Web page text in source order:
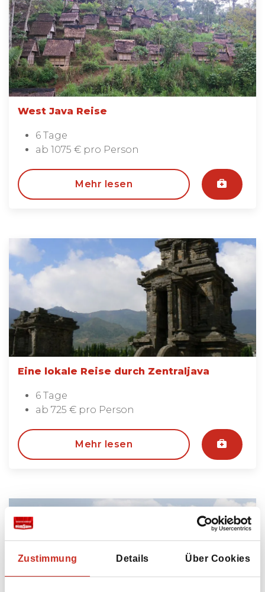
Zustimmung Details Über Cookies
West Java Reise
6 Tage
ab 1075 € pro Person
Mehr lesen
Eine lokale Reise durch Zentraljava
6 Tage
ab 725 € pro Person
Mehr lesen